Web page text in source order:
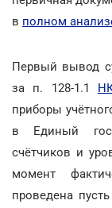
в полном
Первый вывод
за п. 128-1.1
приборы
в Единый
счётчиков и
момент
проведена